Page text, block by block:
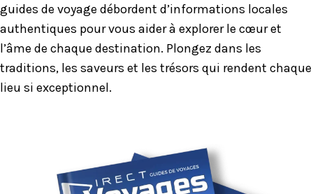
guides de voyage débordent d’informations locales
authentiques pour vous aider à explorer le cœur et
l’âme de chaque destination. Plongez dans les
traditions, les saveurs et les trésors qui rendent chaque
lieu si exceptionnel.